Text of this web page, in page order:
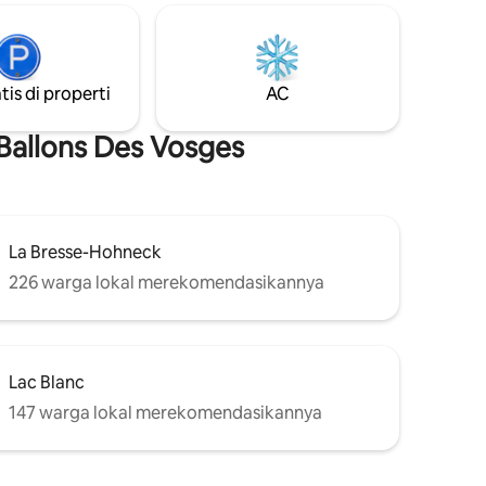
malam
dan
ada beberapa kegiatan olahraga dan
di properti AC
Des Vosges
La Bresse-Hohneck
226 warga lokal merekomendasikannya
Lac Blanc
147 warga lokal merekomendasikannya